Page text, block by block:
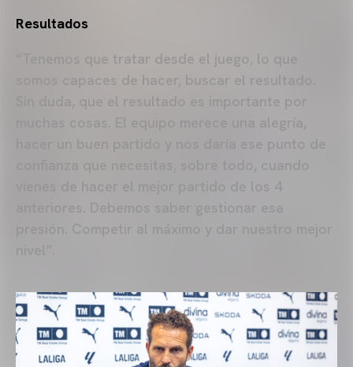
Resultados
“Tenemos que tratar desde el juego, lo que
somos capaces de hacer, buscar el resultado.
Sin duda, que el resultado es importante por
muchas cosas. El equipo merece una alegría,
vienes de hacer el mejor partido de los 4
anteriores. Debemos saber gestionar esa
presión. Competir al máximo y dar nuestro mejor